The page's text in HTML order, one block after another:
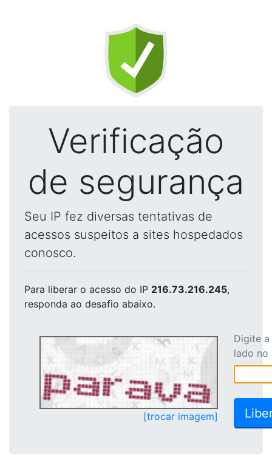
Verificação
de segurança
Seu IP fez diversas tentativas de
acessos suspeitos a sites hospedados
conosco.
Para liberar o acesso do IP 216.73.216.245,
responda ao desafio abaixo.
[trocar imagem]
Digite
lado no